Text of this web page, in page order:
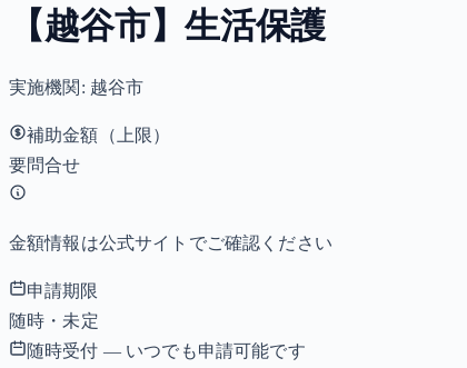
【越谷市】生活保護
実施機関: 越谷市
補助金額（上限）
要問合せ
金額情報は公式サイトでご確認ください
申請期限
随時・未定
随時受付 — いつでも申請可能です